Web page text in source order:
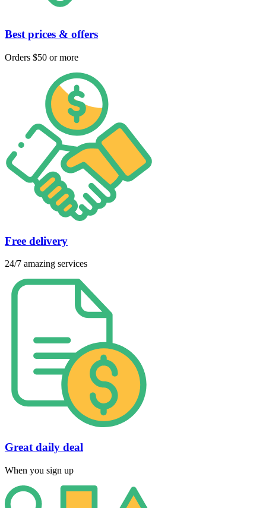
Best prices & offers
Orders $50 or more
Free delivery
24/7 amazing services
Great daily deal
When you sign up